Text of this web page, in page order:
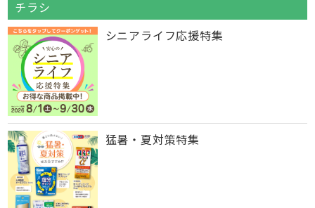
チラシ
シニアライフ応援特集
猛暑・夏対策特集